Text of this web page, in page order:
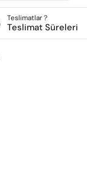
Teslimatlar ?
Teslimat Süreleri